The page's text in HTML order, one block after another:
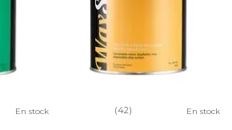
En stock (42) En stock